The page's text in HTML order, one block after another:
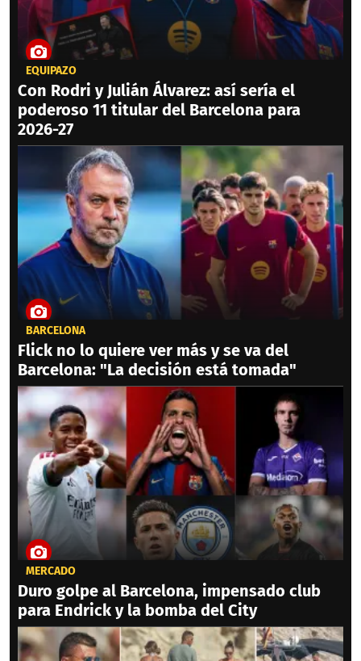
EQUIPAZO
Con Rodri y Julián Álvarez: así sería el
poderoso 11 titular del Barcelona para
2026-27
BARCELONA
Flick no lo quiere ver más y se va del
Barcelona: "La decisión está tomada"
MERCADO
Duro golpe al Barcelona, impensado club
para Endrick y la bomba del City